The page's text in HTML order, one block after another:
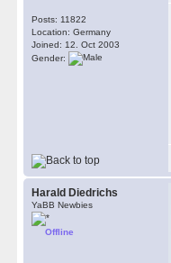
Posts: 11822
Location: Germany
Joined: 12. Oct 2003
Gender:
Harald Diedrichs
YaBB Newbies
Offline